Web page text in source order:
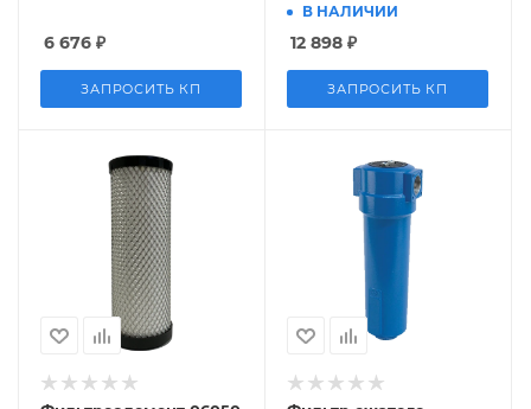
6 676 ₽
ЗАПРОСИТЬ КП
В НАЛИЧИИ
12 898 ₽
ЗАПРОСИТЬ КП